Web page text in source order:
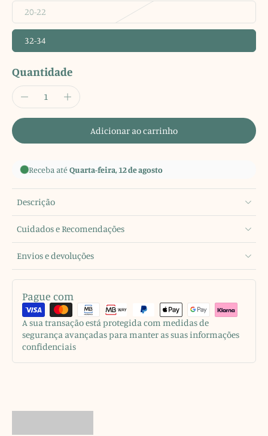
20-22
32-34
Quantidade
Adicionar ao carrinho
Receba atéQuarta-feira, 12 de agosto
Descrição
Cuidados e Recomendações
Envios e devoluções
Pague com
A sua transação está protegida com medidas de
segurança avançadas para manter as suas informações
confidenciais